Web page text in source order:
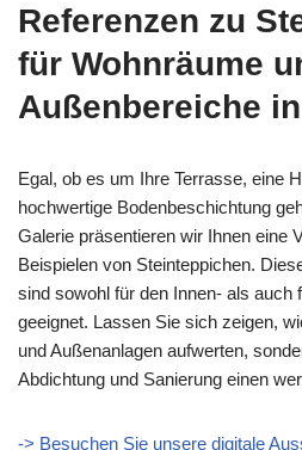
Referenzen zu
für Wohnräume
Außenbereiche
Egal, ob es um Ihre Terrasse, eine
hochwertige Bodenbeschichtung
Galerie präsentieren wir Ihnen eine
Beispielen von Steinteppichen.
sind sowohl für den Innen- als auch
geeignet. Lassen Sie sich zeigen,
und Außenanlagen aufwerten,
Abdichtung und Sanierung einen
-> Besuchen Sie unsere digitale